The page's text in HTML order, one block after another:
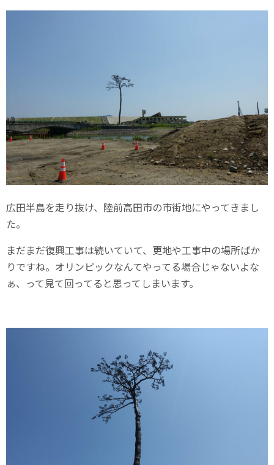
広田半島を走り抜け、陸前高田市の市街地にやってきまし
た。
まだまだ復興工事は続いていて、更地や工事中の場所ばか
りですね。オリンピックなんてやってる場合じゃないよな
ぁ、って見て回ってると思ってしまいます。